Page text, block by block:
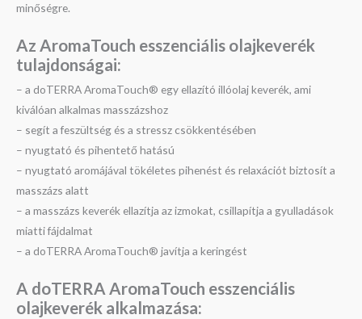
minőségre.
Az AromaTouch esszenciális olajkeverék
tulajdonságai:
– a doTERRA AromaTouch® egy ellazító illóolaj keverék, ami
kiválóan alkalmas masszázshoz
– segít a feszültség és a stressz csökkentésében
– nyugtató és pihentető hatású
– nyugtató aromájával tökéletes pihenést és relaxációt biztosít a
masszázs alatt
– a masszázs keverék ellazítja az izmokat, csillapítja a gyulladások
miatti fájdalmat
– a doTERRA AromaTouch® javítja a keringést
A doTERRA AromaTouch esszenciális
olajkeverék alkalmazása: